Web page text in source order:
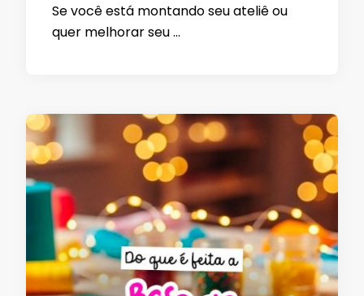
Se você está montando seu ateliê ou
quer melhorar seu …